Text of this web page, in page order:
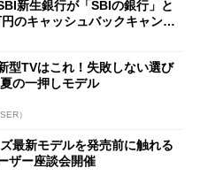
新生銀行が「SBIの銀行」と
のキャッシュバックキャンペ
型TVはこれ！失敗しない選び
の一押しモデル
）
最新モデルを発売前に触れる
ザー座談会開催